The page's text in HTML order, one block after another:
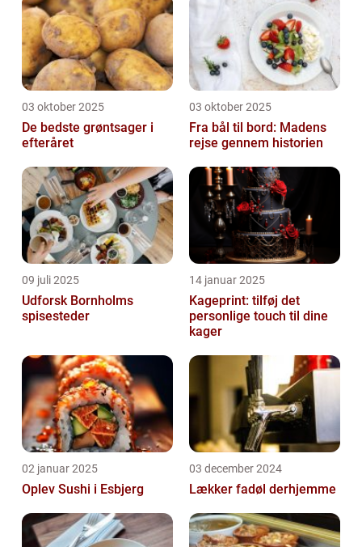
03 oktober 2025
De bedste grøntsager i
efteråret
03 oktober 2025
Fra bål til bord: Madens
rejse gennem historien
09 juli 2025
Udforsk Bornholms
spisesteder
14 januar 2025
Kageprint: tilføj det
personlige touch til dine
kager
02 januar 2025
Oplev Sushi i Esbjerg
03 december 2024
Lækker fadøl derhjemme